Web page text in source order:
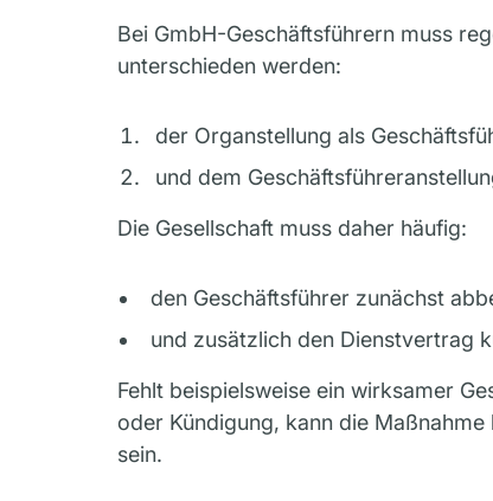
Bei GmbH-Geschäftsführern muss
unterschieden werden:
der Organstellung als
und dem
Die Gesellschaft muss daher häufig:
den Geschäftsführer zunächst
und zusätzlich den Dienstvertrag
Fehlt beispielsweise ein wirksamer
oder Kündigung, kann die
sein.